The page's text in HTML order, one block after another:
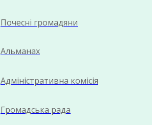
Почесні громадяни
Альманах
Адміністративна комісія
Громадська рада